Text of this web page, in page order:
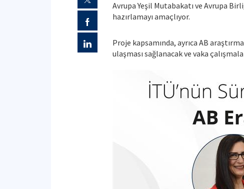
Avrupa Yeşil Mutabakatı ve Avrupa
hazırlamayı amaçlıyor.
Proje kapsamında, ayrıca AB
ulaşması sağlanacak ve vaka